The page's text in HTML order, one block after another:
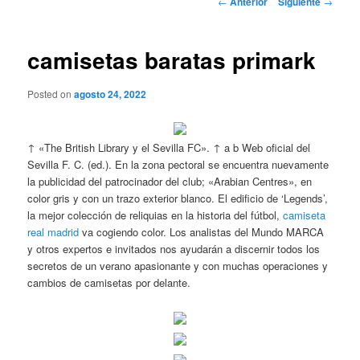
camisetas baratas primark
Posted onagosto 24, 2022
↑ «The British Library y el Sevilla FC». ↑ a b Web oficial del
Sevilla F. C. (ed.). En la zona pectoral se encuentra nuevamente
la publicidad del patrocinador del club; «Arabian Centres», en
color gris y con un trazo exterior blanco. El edificio de ‘Legends’,
la mejor colección de reliquias en la historia del fútbol,camiseta
real madrid va cogiendo color. Los analistas del Mundo MARCA
y otros expertos e invitados nos ayudarán a discernir todos los
secretos de un verano apasionante y con muchas operaciones y
cambios de camisetas por delante.